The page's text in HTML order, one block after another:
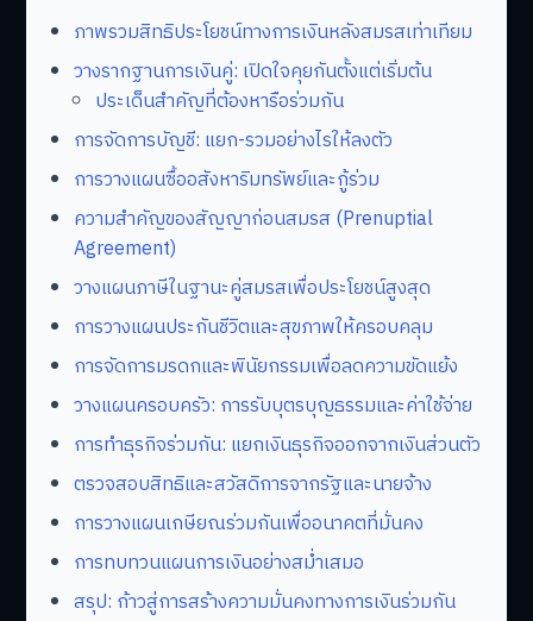
ภาพรวมสิทธิประโยชน์ทางการเงินหลังสมรสเท่าเทียม
วางรากฐานการเงินคู่: เปิดใจคุยกันตั้งแต่เริ่มต้น
ประเด็นสำคัญที่ต้องหารือร่วมกัน
การจัดการบัญชี: แยก-รวมอย่างไรให้ลงตัว
การวางแผนซื้ออสังหาริมทรัพย์และกู้ร่วม
ความสำคัญของสัญญาก่อนสมรส (Prenuptial
Agreement)
วางแผนภาษีในฐานะคู่สมรสเพื่อประโยชน์สูงสุด
การวางแผนประกันชีวิตและสุขภาพให้ครอบคลุม
การจัดการมรดกและพินัยกรรมเพื่อลดความขัดแย้ง
วางแผนครอบครัว: การรับบุตรบุญธรรมและค่าใช้จ่าย
การทำธุรกิจร่วมกัน: แยกเงินธุรกิจออกจากเงินส่วนตัว
ตรวจสอบสิทธิและสวัสดิการจากรัฐและนายจ้าง
การวางแผนเกษียณร่วมกันเพื่ออนาคตที่มั่นคง
การทบทวนแผนการเงินอย่างสม่ำเสมอ
สรุป: ก้าวสู่การสร้างความมั่นคงทางการเงินร่วมกัน